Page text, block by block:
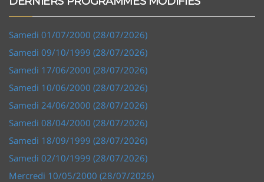
Samedi 01/07/2000 (28/07/2026)
Samedi 09/10/1999 (28/07/2026)
Samedi 17/06/2000 (28/07/2026)
Samedi 10/06/2000 (28/07/2026)
Samedi 24/06/2000 (28/07/2026)
Samedi 08/04/2000 (28/07/2026)
Samedi 18/09/1999 (28/07/2026)
Samedi 02/10/1999 (28/07/2026)
Mercredi 10/05/2000 (28/07/2026)